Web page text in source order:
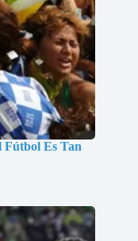
Fútbol Es Tan